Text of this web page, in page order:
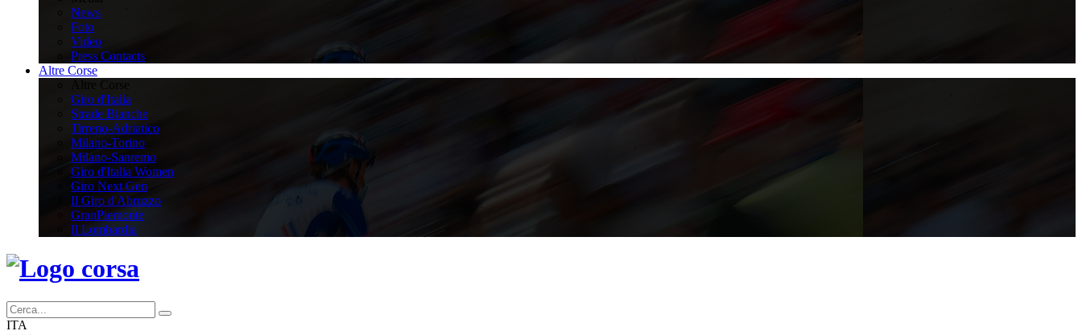
News
Foto
Video
Press Contacts
Altre Corse
Giro d'Italia
Strade Bianche
Tirreno-Adriatico
Milano-Torino
Milano-Sanremo
Giro d'Italia Women
Giro Next Gen
Il Giro d'Abruzzo
GranPiemonte
Il Lombardia
ITA